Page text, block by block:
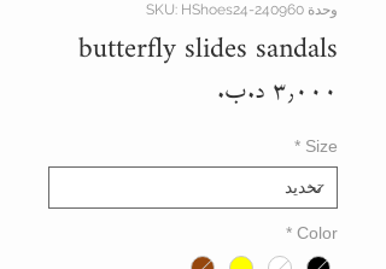
وحدة SKU: HShoes24-240960
butterfly slides sandals
Size
*
Color
*